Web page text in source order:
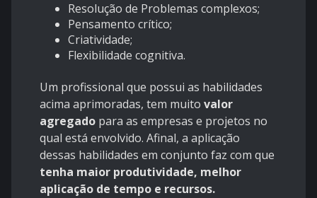
Resolução de Problemas complexos;
Pensamento crítico;
Criatividade;
Flexibilidade cognitiva.
Um profissional que possui as habilidades
acima aprimoradas, tem muito valor
agregado para as empresas e projetos no
qual está envolvido. Afinal, a aplicação
dessas habilidades em conjunto faz com que
tenha maior produtividade, melhor
aplicação de tempo e recursos.